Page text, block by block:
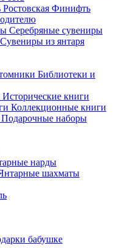
Ростовская Финифть
Серебряные сувениры
Сувениры из янтаря
Библиотеки и
Исторические книги
Коллекционные книги
Подарочные наборы
нарды
шахматы
бабушке